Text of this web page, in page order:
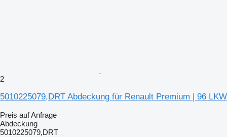
2
5010225079,DRT Abdeckung für Renault Premium | 96 LKW
Preis auf Anfrage
Abdeckung
5010225079,DRT